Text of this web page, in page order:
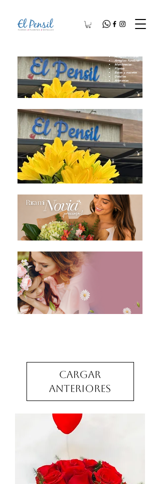
Arreglos Florales
Arreglos Fúnebres
Membresías
Plantas
Bases y macetas
Detalles
Artesanías​
Cargar
anteriores